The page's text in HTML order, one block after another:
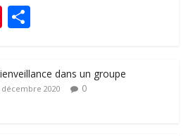
Pi
e g dans un groupe
décembre 2020 0